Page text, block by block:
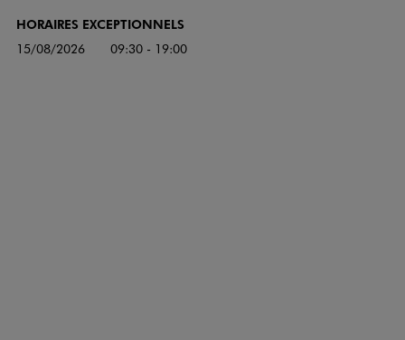
HORAIRES EXCEPTIONNELS
15/08/2026 09:30 - 19:00